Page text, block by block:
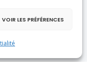
VOIR LES PRÉFÉRENCES